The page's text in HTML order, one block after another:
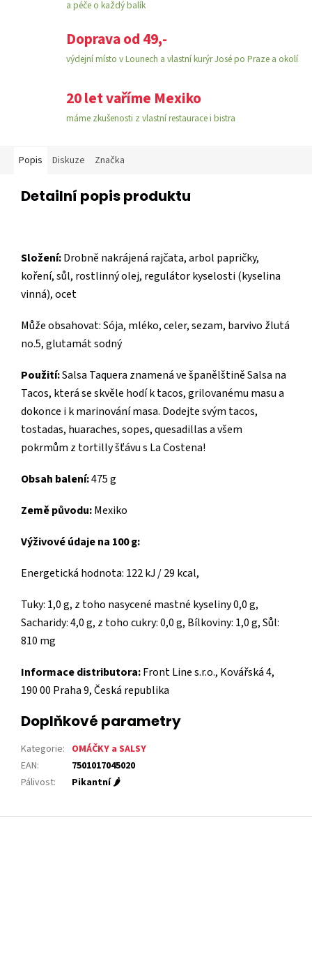
a péče o každý balík
Doprava od 49,-
výdejní místo v Lounech a vlastní kurýr José po Praze a okolí
20 let vaříme Mexiko
máme zkušenosti z vlastní restaurace i bistra
Popis Diskuze Značka
Detailní popis produktu
Složení:Drobně nakrájená rajčata, arbol papričky,
koření, sůl, rostlinný olej, regulátor kyselosti (kyselina
vinná), ocet
Může obsahovat: Sója, mléko, celer, sezam, barvivo žlutá
no.5, glutamát sodný
Použití:Salsa Taquera znamená ve španělštině Salsa na
Tacos, která se skvěle hodí k tacos, grilovanému masu a
dokonce i k marinování masa. Dodejte svým tacos,
tostadas, huaraches, sopes, quesadillas a všem
pokrmům z tortilly šťávu s La Costena!
Obsah balení:475 g
Země původu:Mexiko
Výživové údaje na 100 g:
Energetická hodnota: 122 kJ / 29 kcal,
Tuky: 1,0 g, z toho nasycené mastné kyseliny 0,0 g,
Sacharidy: 4,0 g, z toho cukry: 0,0 g, Bílkoviny: 1,0 g, Sůl:
810 mg
Informace distributora:Front Line s.r.o., Kovářská 4,
190 00 Praha 9, Česká republika
Doplňkové parametry
Kategorie: OMÁČKY a SALSY
EAN:
7501017045020
Pálivost: Pikantní 🌶️
Z